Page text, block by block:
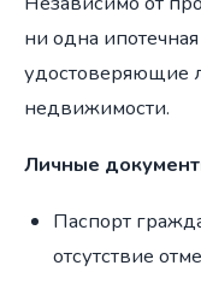
ни одна
удостоверяющие
недвижимости.
Личные
Паспорт
отсутствие